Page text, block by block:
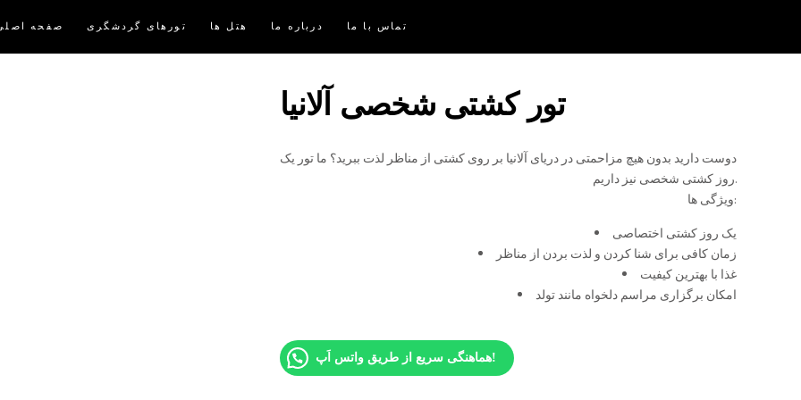
صفحه تورهای گردشگری هتل ها درباره ما تماس با ما
تور کشتی شخصی آلانیا
دوست دارید بدون هیچ مزاحمتی در دریای آلانیا بر روی کشتی از مناظر لذت ببرید؟ ما تور یک
روز کشتی شخصی نیز داریم.
ویژگی ها:
یک روز کشتی اختصاصی
زمان کافی برای شنا کردن و لذت بردن از مناظر
غذا با بهترین کیفیت
امکان برگزاری مراسم دلخواه مانند تولد
هماهنگی سریع از طریق واتس اَپ!